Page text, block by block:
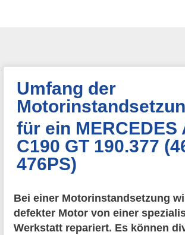
Umfang der
für ein MERCEDES
C190 GT 190.377
476PS)
Bei einer Motorinstandsetzung
defekter Motor von einer
Werkstatt repariert. Es können